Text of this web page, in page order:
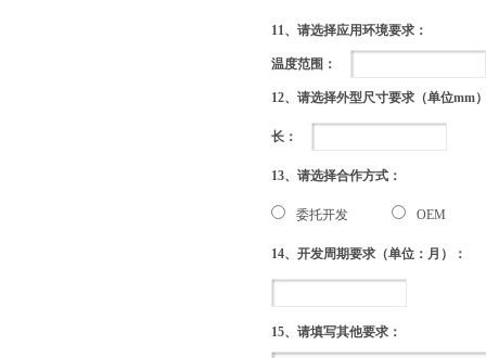
11、请选择应用环境要求：
温度范围：
12、请选择外型尺寸要求（单位mm
长：
13、请选择合作方式：
委托开发 OEM
14、开发周期要求（单位：月）：
15、请填写其他要求：